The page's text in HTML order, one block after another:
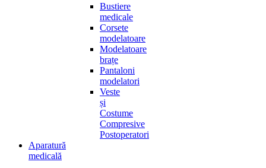
Bustiere
medicale
Corsete
modelatoare
Modelatoare
brațe
Pantaloni
modelatori
Veste
și
Costume
Compresive
Postoperatori
Aparatură
medicală